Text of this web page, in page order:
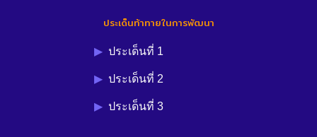
ประเด็นท้าทายในการพัฒนา
▶︎ ประเด็นที่ 1
▶︎ ประเด็นที่ 2
▶︎ ประเด็นที่ 3